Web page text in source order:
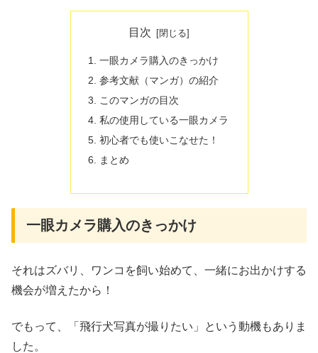
目次
一眼カメラ購入のきっかけ
参考文献（マンガ）の紹介
このマンガの目次
私の使用している一眼カメラ
初心者でも使いこなせた！
まとめ
一眼カメラ購入のきっかけ
それはズバリ、ワンコを飼い始めて、一緒にお出かけする
機会が増えたから！
でもって、「飛行犬写真が撮りたい」という動機もありま
した。